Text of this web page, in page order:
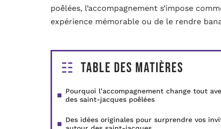
poêlées, l’accompagnement s’impose
expérience mémorable ou de le rendre
Table des matières
Pourquoi l’accompagnement change tout
des saint-jacques poêlées
Des idées originales pour surprendre vos